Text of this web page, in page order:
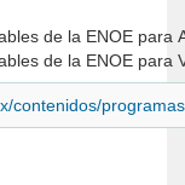
de la ENOE para
de la ENOE para
contenidos/